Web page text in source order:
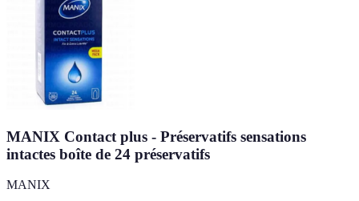
MANIX Contact plus - Préservatifs sensations
intactes boîte de 24 préservatifs
MANIX